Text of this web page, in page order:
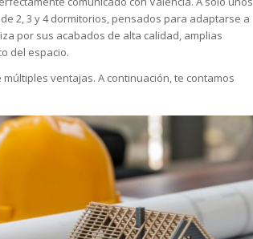
2, 3 y 4 dormitorios, pensados para adaptarse a
por sus acabados de alta calidad, amplias
del espacio.
ventajas. A continuación, te contamos